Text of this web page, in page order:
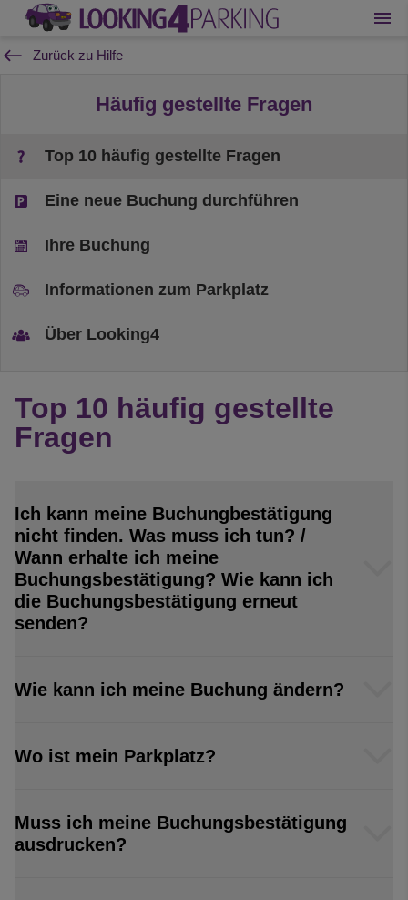
Zurück zu Hilfe
Häufig gestellte Fragen
Top 10 häufig gestellte Fragen
Eine neue Buchung durchführen
Ihre Buchung
Informationen zum Parkplatz
Über Looking4
Top 10 häufig gestellte
Fragen
Ich kann meine Buchungbestätigung
nicht finden. Was muss ich tun? /
Wann erhalte ich meine
Buchungsbestätigung? Wie kann ich
die Buchungsbestätigung erneut
senden?
Wie kann ich meine Buchung ändern?
Wo ist mein Parkplatz?
Muss ich meine Buchungsbestätigung
ausdrucken?